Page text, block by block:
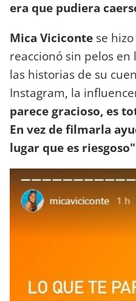
era que pudiera
Mica Viciconte se
reaccionó sin pelos en
las historias de su
Instagram, la
parece gracioso, es
En vez de filmarla
lugar que es riesgoso"